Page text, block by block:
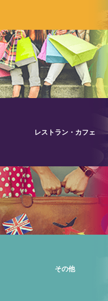
レストラン・カフェ
その他